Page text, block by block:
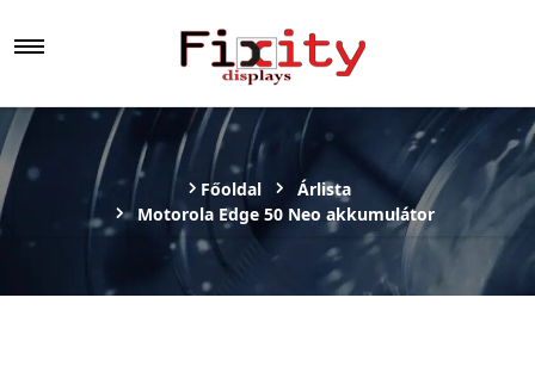
Főoldal
Árlista
Motorola Edge 50 Neo akkumulátor